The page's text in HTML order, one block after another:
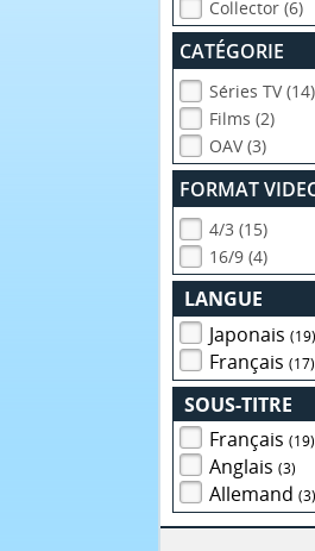
Collector (6)
CATÉGORIE
Séries TV (14)
Films (2)
OAV (3)
FORMAT
4/3 (15)
16/9 (4)
LANGUE
Japonais(19)
Français(17)
SOUS-TITRE
Français(19)
Anglais(3)
Allemand(3)